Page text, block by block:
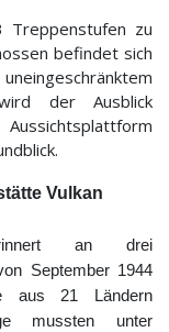
Treppenstufen zu
befindet sich
der Ausblick
Vulkan
an drei
September 1944
aus 21 Ländern
mussten unter